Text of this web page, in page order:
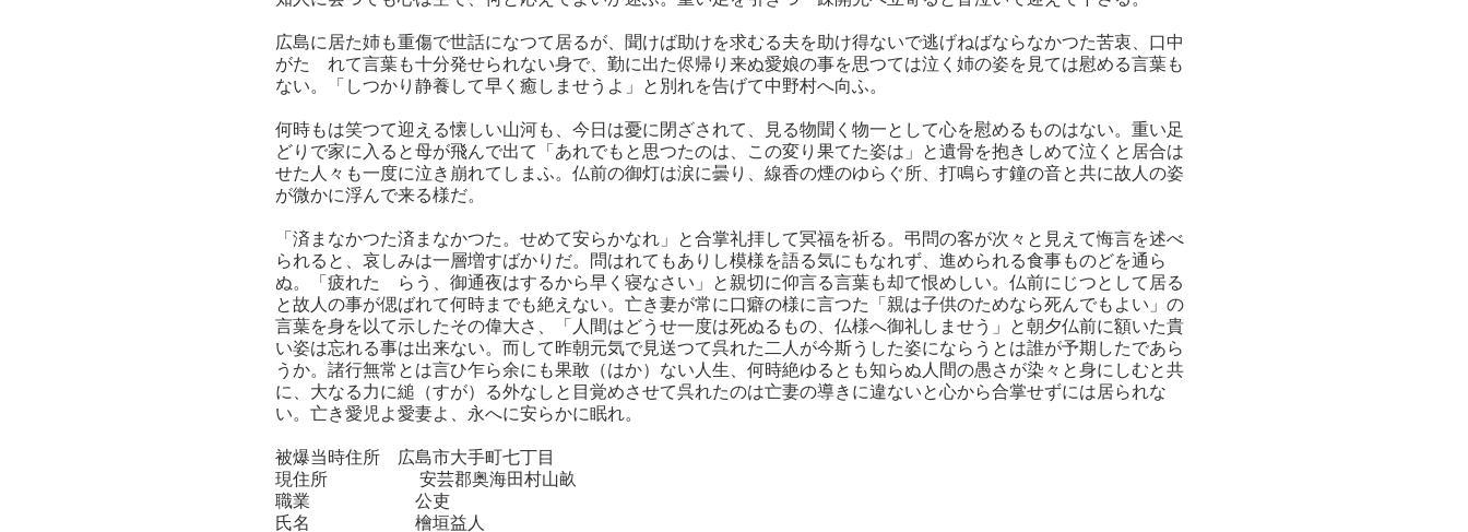
広島に居た姉も重傷で世話になつて居るが、聞けば助けを求むる夫を助け得ないで逃げねばならなかつた苦衷、口中
がたゞれて言葉も十分発せられない身で、勤に出た侭帰り来ぬ愛娘の事を思つては泣く姉の姿を見ては慰める言葉も
ない。「しつかり静養して早く癒しませうよ」と別れを告げて中野村へ向ふ。
何時もは笑つて迎える懐しい山河も、今日は憂に閉ざされて、見る物聞く物一として心を慰めるものはない。重い足
どりで家に入ると母が飛んで出て「あれでもと思つたのは、この変り果てた姿は」と遺骨を抱きしめて泣くと居合は
せた人々も一度に泣き崩れてしまふ。仏前の御灯は涙に曇り、線香の煙のゆらぐ所、打鳴らす鐘の音と共に故人の姿
が微かに浮んで来る様だ。
「済まなかつた済まなかつた。せめて安らかなれ」と合掌礼拝して冥福を祈る。弔問の客が次々と見えて悔言を述べ
られると、哀しみは一層増すばかりだ。問はれてもありし模様を語る気にもなれず、進められる食事ものどを通ら
ぬ。「疲れたゞらう、御通夜はするから早く寝なさい」と親切に仰言る言葉も却て恨めしい。仏前にじつとして居る
と故人の事が偲ばれて何時までも絶えない。亡き妻が常に口癖の様に言つた「親は子供のためなら死んでもよい」の
言葉を身を以て示したその偉大さ、「人間はどうせ一度は死ぬるもの、仏様へ御礼しませう」と朝夕仏前に額いた貴
い姿は忘れる事は出来ない。而して昨朝元気で見送つて呉れた二人が今斯うした姿にならうとは誰が予期したであら
うか。諸行無常とは言ひ乍ら余にも果敢（はか）ない人生、何時絶ゆるとも知らぬ人間の愚さが染々と身にしむと共
に、大なる力に縋（すが）る外なしと目覚めさせて呉れたのは亡妻の導きに違ないと心から合掌せずには居られな
い。亡き愛児よ愛妻よ、永へに安らかに眠れ。
被爆当時住所 広島市大手町七丁目
現住所 安芸郡奥海田村山畝
職業 公吏
氏名 檜垣益人